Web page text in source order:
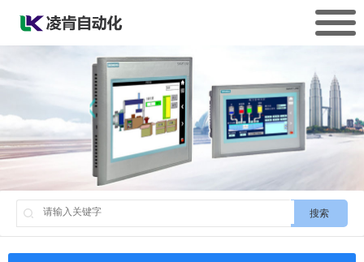
搜索